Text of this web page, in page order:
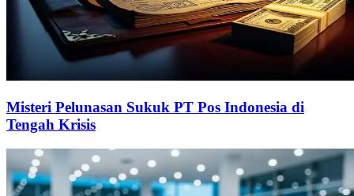
Misteri Pelunasan Sukuk PT Pos Indonesia di
Tengah Krisis